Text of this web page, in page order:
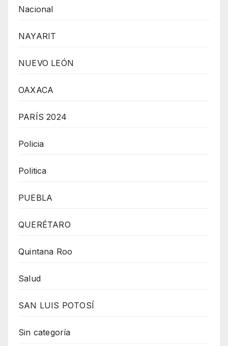
Nacional
NAYARIT
NUEVO LEÓN
OAXACA
PARÍS 2024
Policia
Politica
PUEBLA
QUERÉTARO
Quintana Roo
Salud
SAN LUIS POTOSÍ
Sin categoría